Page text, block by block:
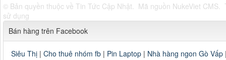
© Bản quyền thuộc về Tin Tức Cập Nhật Mã nguồn NukeViet CMS
sử dụng
Bán hàng trên Facebook
Siêu Thị | Cho thuê nhóm fb | Pin Laptop | Nhà hàng ngon Gò Vấp